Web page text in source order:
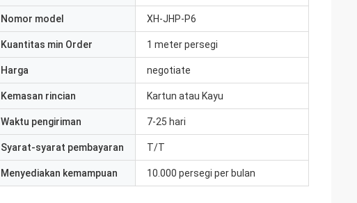
Nomor model XH-JHP-P6
Kuantitas min Order 1 meter persegi
Harga negotiate
Kemasan rincian Kartun atau Kayu
Waktu pengiriman 7-25 hari
Syarat-syarat pembayaran T/T
Menyediakan kemampuan 10.000 persegi per bulan